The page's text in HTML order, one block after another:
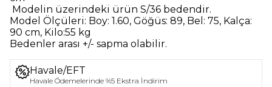
Modelin üzerindeki ürün S/36 bedendir.
Model Ölçüleri: Boy: 1.60, Göğüs: 89, Bel: 75, Kalça:
90 cm, Kilo:55 kg
Bedenler arası +/- sapma olabilir.
Havale/EFT
Havale Ödemelerinde %5 Ekstra İndirim